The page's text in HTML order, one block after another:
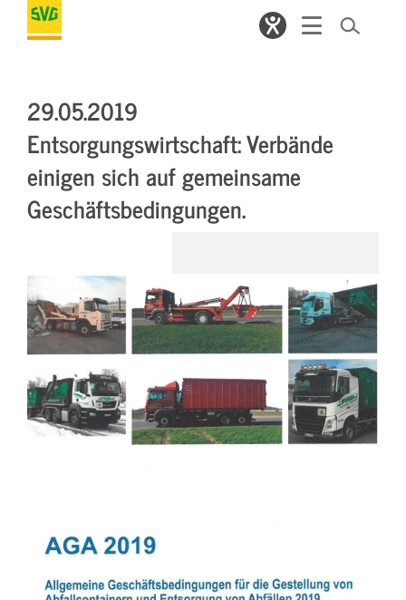
29.05.2019
Entsorgungswirtschaft: Verbände
einigen sich auf gemeinsame
Geschäftsbedingungen.